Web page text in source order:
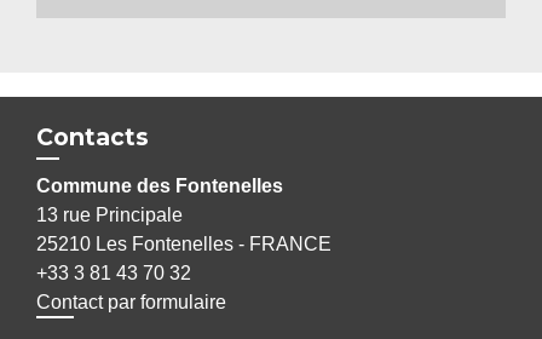
Contacts
Commune des Fontenelles
13 rue Principale
25210 Les Fontenelles - FRANCE
+33 3 81 43 70 32
Contact par formulaire